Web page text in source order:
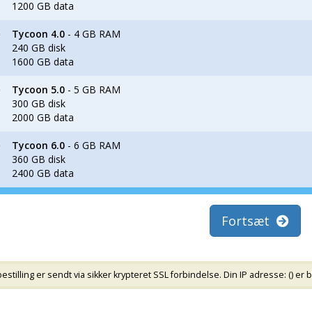
1200 GB data
Tycoon 4.0 - 4 GB RAM
240 GB disk
1600 GB data
Tycoon 5.0 - 5 GB RAM
300 GB disk
2000 GB data
Tycoon 6.0 - 6 GB RAM
360 GB disk
2400 GB data
Fortsæt
er sendt via sikker krypteret SSL forbindelse. Din IP adresse: () er